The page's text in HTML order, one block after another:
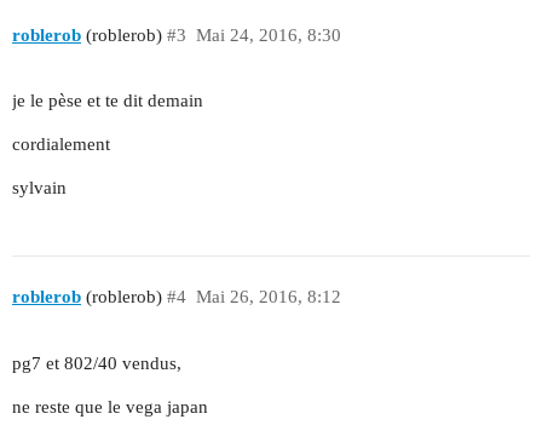
roblerob (roblerob) Mai 24, 2016, 8:30
#3
je le pèse et te dit demain
cordialement
sylvain
roblerob (roblerob) Mai 26, 2016, 8:12
#4
pg7 et 802/40 vendus,
ne reste que le vega japan